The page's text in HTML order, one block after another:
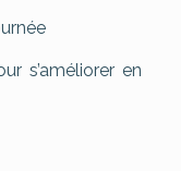
s’améliorer en